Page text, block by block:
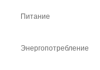
Питание
Энергопотребление